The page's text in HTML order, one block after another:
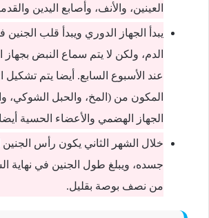
العينين، والأنف، وأصابع اليدين
يبدأ الجهاز الدوري ويبدأ قلب
الدم، ولكن لا يتم سماع النبض بجهاز
عند الأسبوع السابع. أيضا يتم تشكيل
المكون من (المخ، والحبل الشوكي،
الجهاز الهضمي والأعضاء الحسية
خلال الشهر الثاني يكون رأس الجنين
جسده، ويبلغ طول الجنين في نهاية
من نصف بوصة بقليل.